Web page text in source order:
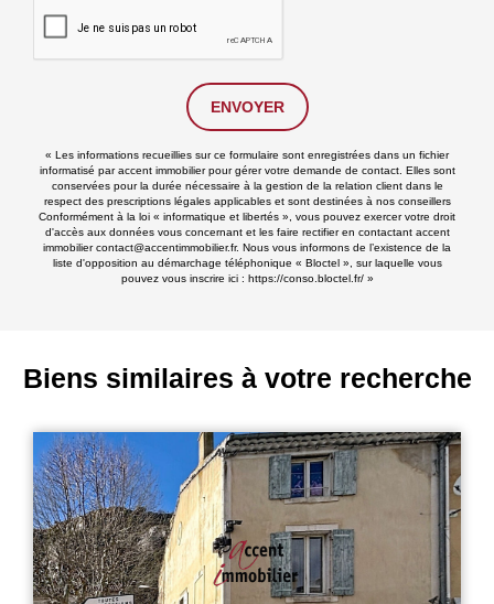
ENVOYER
« Les informations recueillies sur ce formulaire sont enregistrées dans un fichier
informatisé par accent immobilier pour gérer votre demande de contact. Elles sont
conservées pour la durée nécessaire à la gestion de la relation client dans le
respect des prescriptions légales applicables et sont destinées à nos conseillers
Conformément à la loi « informatique et libertés », vous pouvez exercer votre droit
d'accès aux données vous concernant et les faire rectifier en contactant accent
immobilier contact@accentimmobilier.fr. Nous vous informons de l’existence de la
liste d'opposition au démarchage téléphonique « Bloctel », sur laquelle vous
pouvez vous inscrire ici : https://conso.bloctel.fr/»
Biens similaires à votre recherche